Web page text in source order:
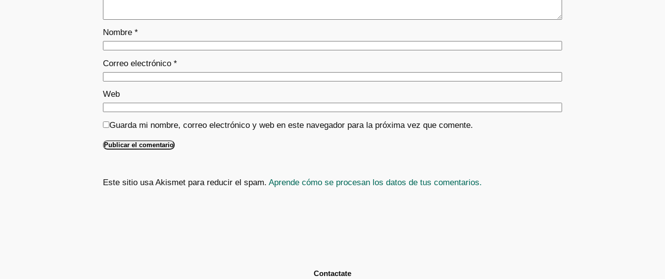
Nombre *
Correo electrónico *
Web
Guarda mi nombre, correo electrónico y web en este navegador para la próxima vez que comente.
Este sitio usa Akismet para reducir el spam. Aprende cómo se procesan los datos de tus comentarios.
Contactate